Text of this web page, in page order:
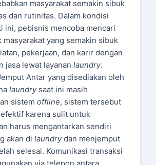
masyarakat semakin sibuk
dan rutinitas. Dalam kondisi
ini, pebisnis mencoba mencari
masyarakat yang semakin sibuk
pekerjaan, dan karir dengan
jasa lewat layanan laundry.
Antar yang disediakan oleh
laundrysaat ini masih
sistem offline, sistem tersebut
karena sulit untuk
harus mengantarkan sendiri
akan di laundrydan menjemput
selesai. Komunikasi transaksi